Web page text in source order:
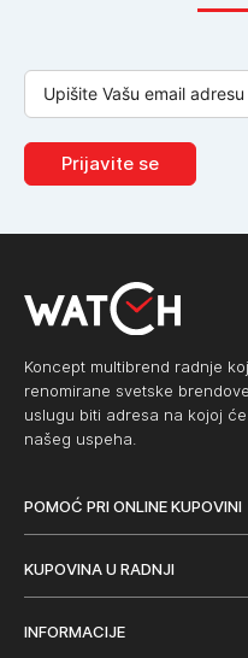
Prijavite se
Koncept multibrend radnje
renomirane svetske
uslugu biti adresa na kojoj
našeg uspeha.
POMOĆ PRI ONLINE KUPOVINI
KUPOVINA U RADNJI
INFORMACIJE